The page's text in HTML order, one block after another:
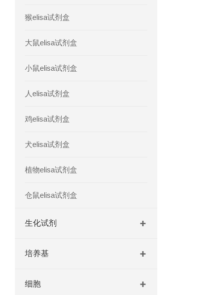
猴elisa试剂盒
大鼠elisa试剂盒
小鼠elisa试剂盒
人elisa试剂盒
鸡elisa试剂盒
犬elisa试剂盒
植物elisa试剂盒
仓鼠elisa试剂盒
生化试剂
培养基
细胞